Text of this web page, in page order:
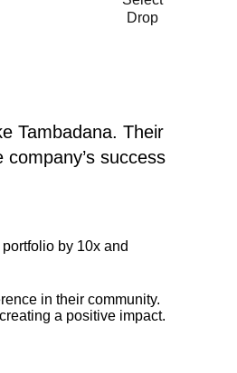
Tambadana. Their
success
by 10x and
in their community.
a positive impact.